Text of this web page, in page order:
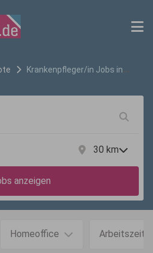
Krankenpfleger/in Jobs in
30 km
anzeigen
Homeoffice Arbeitszeit